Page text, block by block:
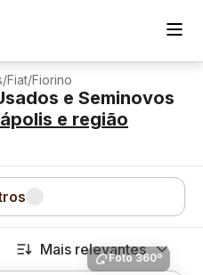
/Fiat/Fiorino
e Seminovos
e região
Mais relevantes
Foto 360º